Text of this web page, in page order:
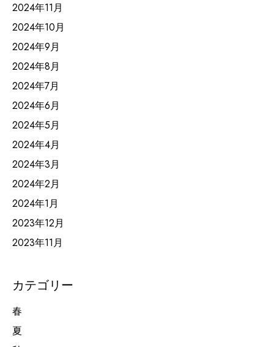
2024年11月
2024年10月
2024年9月
2024年8月
2024年7月
2024年6月
2024年5月
2024年4月
2024年3月
2024年2月
2024年1月
2023年12月
2023年11月
カテゴリー
春
夏